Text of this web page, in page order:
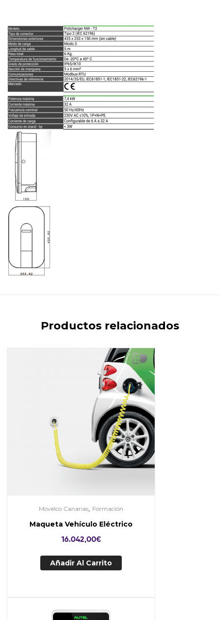
Productos relacionados
Movelco Canarias Formación
Maqueta Vehículo Eléctrico
16.042,00€
Añadir Al Carrito